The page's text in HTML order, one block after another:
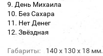
9. День Михаила
10. Без Сахара
11. Нет Денег
12. Звёздная
Габариты: 140 х 130 х 18 мм.